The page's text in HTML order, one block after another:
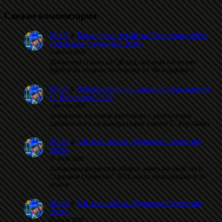
Свежие комментарии
MinfoкКомандные эстафеты 7-го этапа забега
«Здоровое Отечество 2026»
5 августа 2026
Добавлена ссылка на QR-код, который позволяет
пройти на стадион со сторону ул. Володарского.
MinfoкДаблполлинг на лыжероллерах памяти
С. Воробьёва 2026
2 августа 2026
Добавлены итоговые протоколы с результатами
даблполлинга на лыжероллерах памяти С. Воробьёва.
Minfoк6-й этап забега «Здоровое Отечество
2026»
31 июля 2026
Добавлены результаты общего зачета Беговой лиги
"Здоровое Отечество" 2026 после проведённых 6-ти
этапов.
Minfoк6-й этап забега «Здоровое Отечество
2026»
31 июля 2026